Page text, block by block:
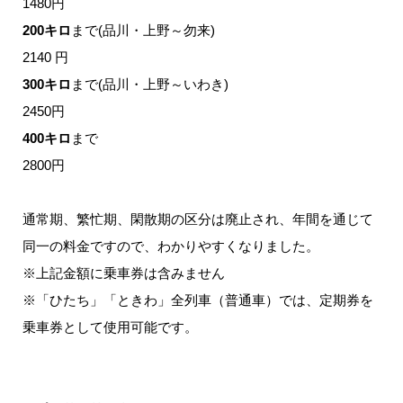
200キロ まで(品川・上野～勿来)
2140 円
300キロ まで(品川・上野～いわき)
2450円
400キロ まで
2800円
通常期、繁忙期、閑散期の区分は廃止され、年間を通じて
同一の料金ですので、わかりやすくなりました。
※上記金額に乗車券は含みません
※「ひたち」「ときわ」全列車（普通車）では、定期券を
乗車券として使用可能です。